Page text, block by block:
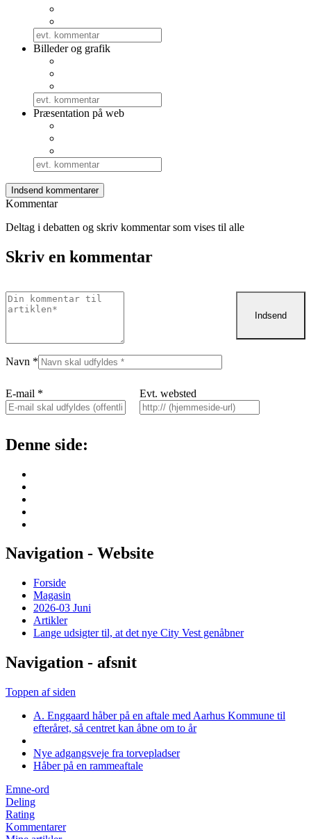
Billeder og grafik
Præsentation på web
Kommentar
Deltag i debatten og skriv kommentar som vises til alle
Skriv en kommentar
Navn *
E-mail * Evt. websted
Denne side:
Navigation - Website
Forside
Magasin
2026-03 Juni
Artikler
Lange udsigter til, at det nye City Vest genåbner
Navigation - afsnit
Toppen af siden
A. Enggaard håber på en aftale med Aarhus Kommune til
efteråret, så centret kan åbne om to år
Nye adgangsveje fra torvepladser
Håber på en rammeaftale
Emne-ord
Deling
Rating
Kommentarer